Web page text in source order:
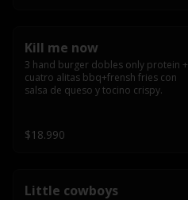
Kill me now
3 hand burger dobles only protein +
cuatro alitas bbq+frensh fries con
salsa de queso y tocino crispy.
$18.990
Little cowboys